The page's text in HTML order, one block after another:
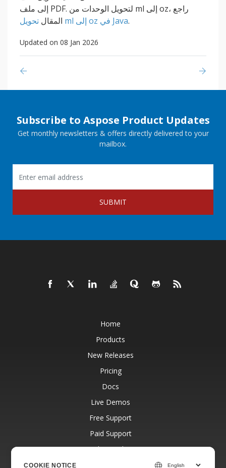
إلى ملف PDF. لتحويل الوحدات من ml إلى oz، راجع
المقال
تحويل ml إلى oz في Java.
Updated on 08 Jan 2026
Subscribe to Aspose Product Updates
Get monthly newsletters & offers directly delivered to your
mailbox.
SUBMIT
Home
Products
New Releases
Pricing
Docs
Live Demos
Free Support
Paid Support
Paid Consulting
COOKIE NOTICE